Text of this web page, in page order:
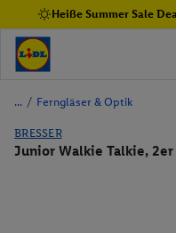
Heiße Summer Sale
/ Ferngläser & Optik
BRESSER
Junior Walkie Talkie,